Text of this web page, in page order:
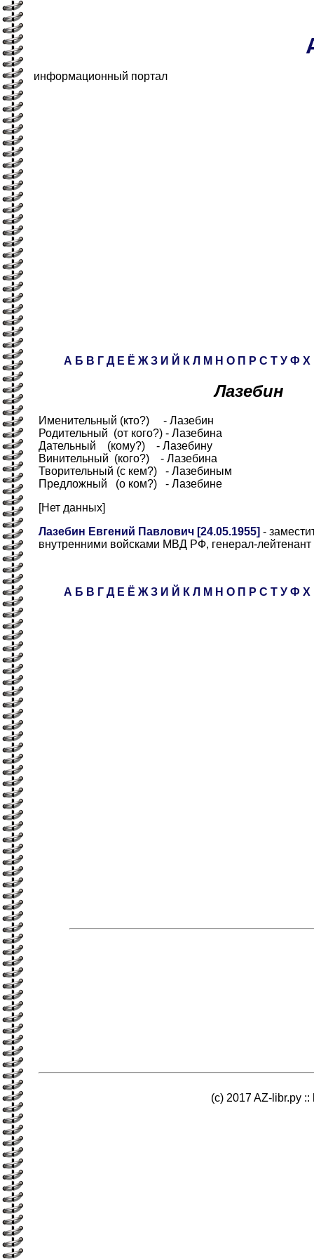
информационный портал
А Б В Г Д Е Ё Ж З И Й К Л М Н О П Р С Т У Ф Х
Лазебин
Именительный (кто?) - Лазебин
Родительный (от кого?) - Лазебина
Дательный (кому?) - Лазебину
Винительный (кого?) - Лазебина
Творительный (с кем?) - Лазебиным
Предложный (о ком?) - Лазебине
[Нет данных]
Лазебин Евгений Павлович [24.05.1955] -
внутренними войсками МВД РФ, генерал-лейтенант
А Б В Г Д Е Ё Ж З И Й К Л М Н О П Р С Т У Ф Х
(c) 2017 AZ-libr.ру ::